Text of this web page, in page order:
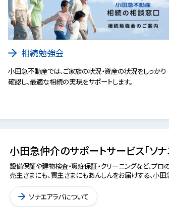
相続勉強会
小田急不動産では、ご家族の状況・資産の状況をしっかり
確認し、最適な相続の実現をサポートします。
小田急仲介のサポートサービス「ソナ
設備保証や建物検査・瑕疵保証・クリーニングなど、プロ
売主さまにも、買主さまにもあんしんをお届けする、小田
ソナエアラバについて